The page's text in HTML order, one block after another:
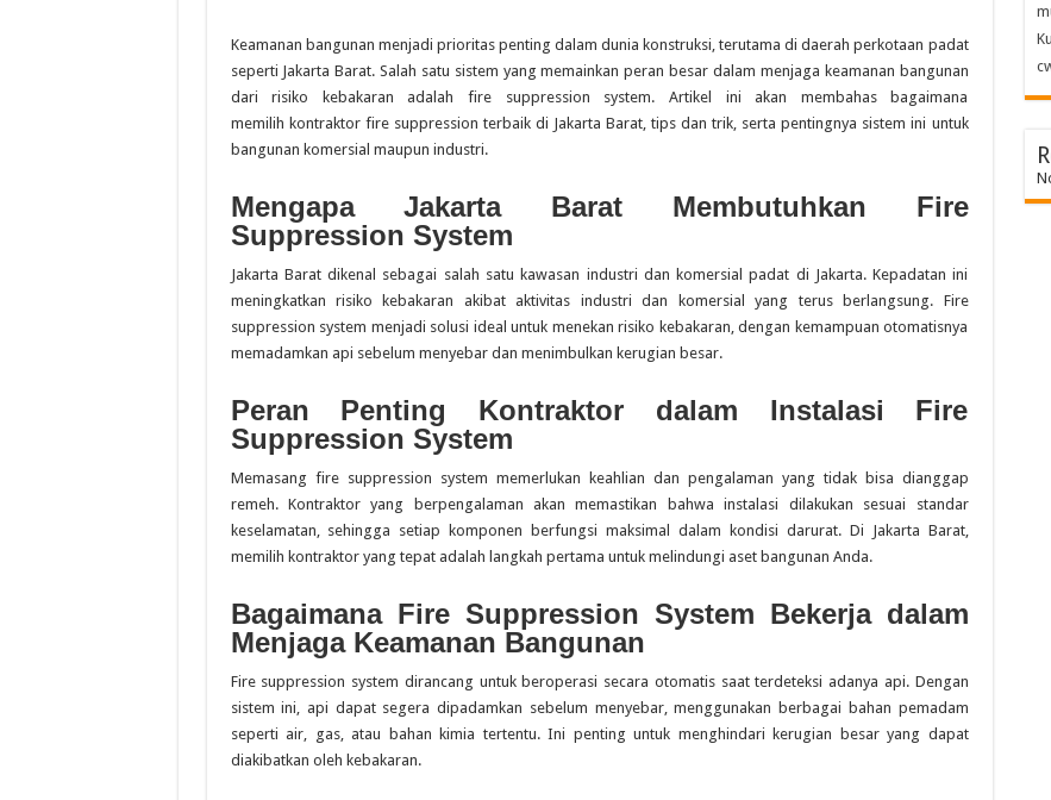
Keamanan bangunan menjadi prioritas penting dalam dunia konstruksi, terutama di daerah perkotaan padat
seperti Jakarta Barat. Salah satu sistem yang memainkan peran besar dalam menjaga keamanan bangunan
dari risiko kebakaran adalah fire suppression system. Artikel ini akan membahas bagaimana
memilih kontraktor fire suppression terbaik di Jakarta Barat, tips dan trik, serta pentingnya sistem ini untuk
bangunan komersial maupun industri.
Mengapa Jakarta Barat Membutuhkan Fire
Suppression System
Jakarta Barat dikenal sebagai salah satu kawasan industri dan komersial padat di Jakarta. Kepadatan ini
meningkatkan risiko kebakaran akibat aktivitas industri dan komersial yang terus berlangsung. Fire
suppression system menjadi solusi ideal untuk menekan risiko kebakaran, dengan kemampuan otomatisnya
memadamkan api sebelum menyebar dan menimbulkan kerugian besar.
Peran Penting Kontraktor dalam Instalasi Fire
Suppression System
Memasang fire suppression system memerlukan keahlian dan pengalaman yang tidak bisa dianggap
remeh. Kontraktor yang berpengalaman akan memastikan bahwa instalasi dilakukan sesuai standar
keselamatan, sehingga setiap komponen berfungsi maksimal dalam kondisi darurat. Di Jakarta Barat,
memilih kontraktor yang tepat adalah langkah pertama untuk melindungi aset bangunan Anda.
Bagaimana Fire Suppression System Bekerja dalam
Menjaga Keamanan Bangunan
Fire suppression system dirancang untuk beroperasi secara otomatis saat terdeteksi adanya api. Dengan
sistem ini, api dapat segera dipadamkan sebelum menyebar, menggunakan berbagai bahan pemadam
seperti air, gas, atau bahan kimia tertentu. Ini penting untuk menghindari kerugian besar yang dapat
diakibatkan oleh kebakaran.